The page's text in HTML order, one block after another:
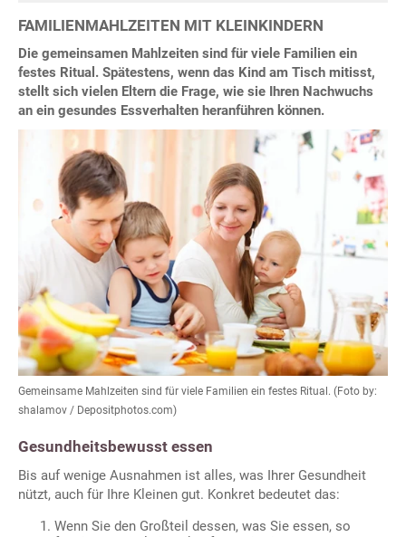
FAMILIENMAHLZEITEN MIT KLEINKINDERN
Die gemeinsamen Mahlzeiten sind für viele Familien ein
festes Ritual. Spätestens, wenn das Kind am Tisch mitisst,
stellt sich vielen Eltern die Frage, wie sie Ihren Nachwuchs
an ein gesundes Essverhalten heranführen können.
Gemeinsame Mahlzeiten sind für viele Familien ein festes Ritual. (Foto by:
shalamov / Depositphotos.com)
Gesundheitsbewusst essen
Bis auf wenige Ausnahmen ist alles, was Ihrer Gesundheit
nützt, auch für Ihre Kleinen gut. Konkret bedeutet das:
Wenn Sie den Großteil dessen, was Sie essen, so